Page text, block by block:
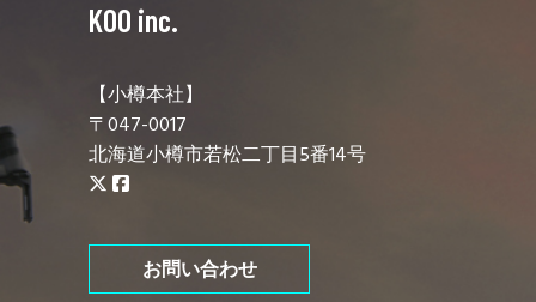
KOO inc.
【小樽本社】
〒047-0017
北海道小樽市若松二丁目5番14号
お問い合わせ